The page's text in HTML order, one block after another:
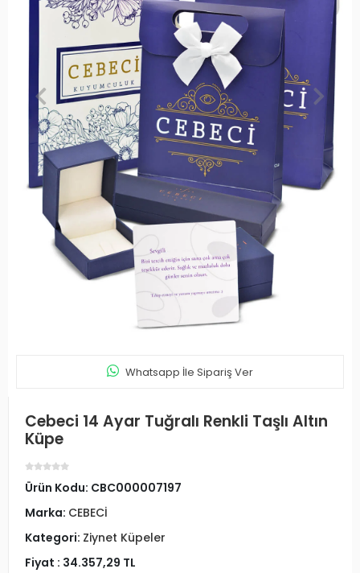
Whatsapp İle Sipariş Ver
Cebeci 14 Ayar Tuğralı Renkli Taşlı Altın
Küpe
Ürün Kodu: CBC000007197
Marka: CEBECİ
Kategori: Ziynet Küpeler
Fiyat : 34.357,29 TL